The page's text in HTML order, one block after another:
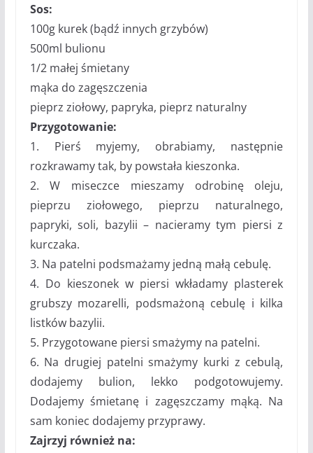
Sos:
100g kurek (bądź innych grzybów)
500ml bulionu
1/2 małej śmietany
mąka do zagęszczenia
pieprz ziołowy, papryka, pieprz naturalny
Przygotowanie:
1. Pierś myjemy, obrabiamy, następnie
rozkrawamy tak, by powstała kieszonka.
2. W miseczce mieszamy odrobinę oleju,
pieprzu ziołowego, pieprzu naturalnego,
papryki, soli, bazylii – nacieramy tym piersi z
kurczaka.
3. Na patelni podsmażamy jedną małą cebulę.
4. Do kieszonek w piersi wkładamy plasterek
grubszy mozarelli, podsmażoną cebulę i kilka
listków bazylii.
5. Przygotowane piersi smażymy na patelni.
6. Na drugiej patelni smażymy kurki z cebulą,
dodajemy bulion, lekko podgotowujemy.
Dodajemy śmietanę i zagęszczamy mąką. Na
sam koniec dodajemy przyprawy.
Zajrzyj również na: